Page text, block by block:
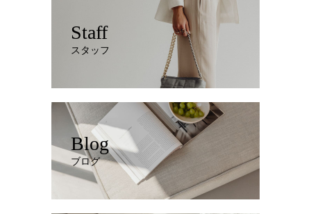
Staff
スタッフ
Blog
ブログ